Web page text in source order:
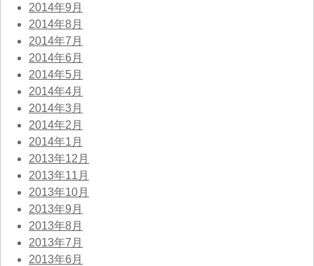
2014年9月
2014年8月
2014年7月
2014年6月
2014年5月
2014年4月
2014年3月
2014年2月
2014年1月
2013年12月
2013年11月
2013年10月
2013年9月
2013年8月
2013年7月
2013年6月